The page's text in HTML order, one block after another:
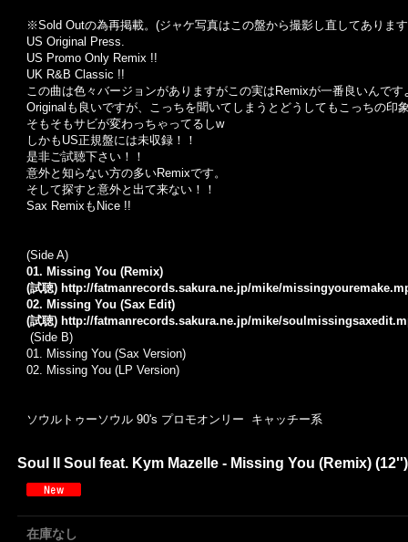
※Sold Outの為再掲載。 (ジャケ写真はこの盤から撮影し直してありま
US Original Press.
US Promo Only Remix !!
UK R&B Classic !!
この曲は色々バージョンがありますがこの実はRemixが一番良いんです
Originalも良いですが、こっちを聞いてしまうとどうしてもこっちの印
そもそもサビが変わっちゃってるしw
しかもUS正規盤には未収録！！
是非ご試聴下さい！！
意外と知らない方の多いRemixです。
そして探すと意外と出て来ない！！
Sax RemixもNice !!
(Side A)
01. Missing You (Remix)
(試聴) http://fatmanrecords.sakura.ne.jp/mike/
02. Missing You (Sax Edit)
(試聴) http://fatmanrecords.sakura.ne.jp/mike/
(Side B)
01. Missing You (Sax Version)
02. Missing You (LP Version)
ソウルトゥーソウル 90's プロモオンリー キャッチー系
Soul II Soul feat. Kym Mazelle - Missing You (Remix)
在庫なし